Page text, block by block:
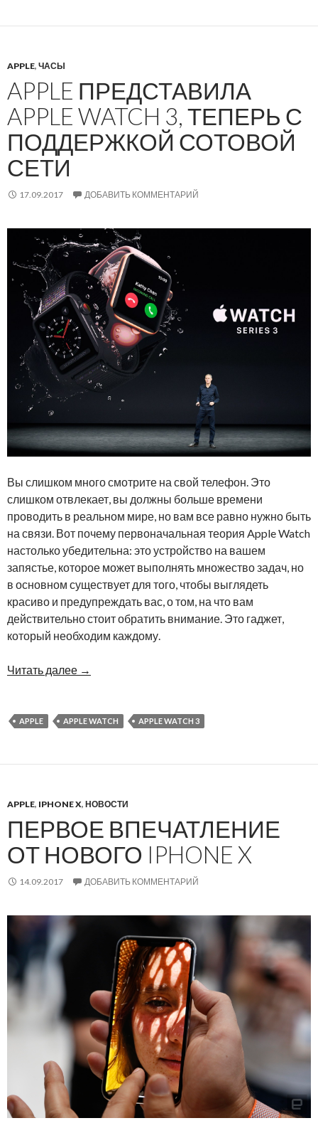
APPLE, ЧАСЫ
APPLE ПРЕДСТАВИЛА
APPLE WATCH 3, ТЕПЕРЬ С
ПОДДЕРЖКОЙ СОТОВОЙ
СЕТИ
17.09.2017 ДОБАВИТЬ КОММЕНТАРИЙ
Вы слишком много смотрите на свой телефон. Это
слишком отвлекает, вы должны больше времени
проводить в реальном мире, но вам все равно нужно быть
на связи. Вот почему первоначальная теория Apple Watch
настолько убедительна: это устройство на вашем
запястье, которое может выполнять множество задач, но
в основном существует для того, чтобы выглядеть
красиво и предупреждать вас, о том, на что вам
действительно стоит обратить внимание. Это гаджет,
который необходим каждому.
Читать далее →
APPLE APPLE WATCH APPLE WATCH 3
APPLE, IPHONE X, НОВОСТИ
ПЕРВОЕ ВПЕЧАТЛЕНИЕ
ОТ НОВОГО IPHONE X
14.09.2017 ДОБАВИТЬ КОММЕНТАРИЙ